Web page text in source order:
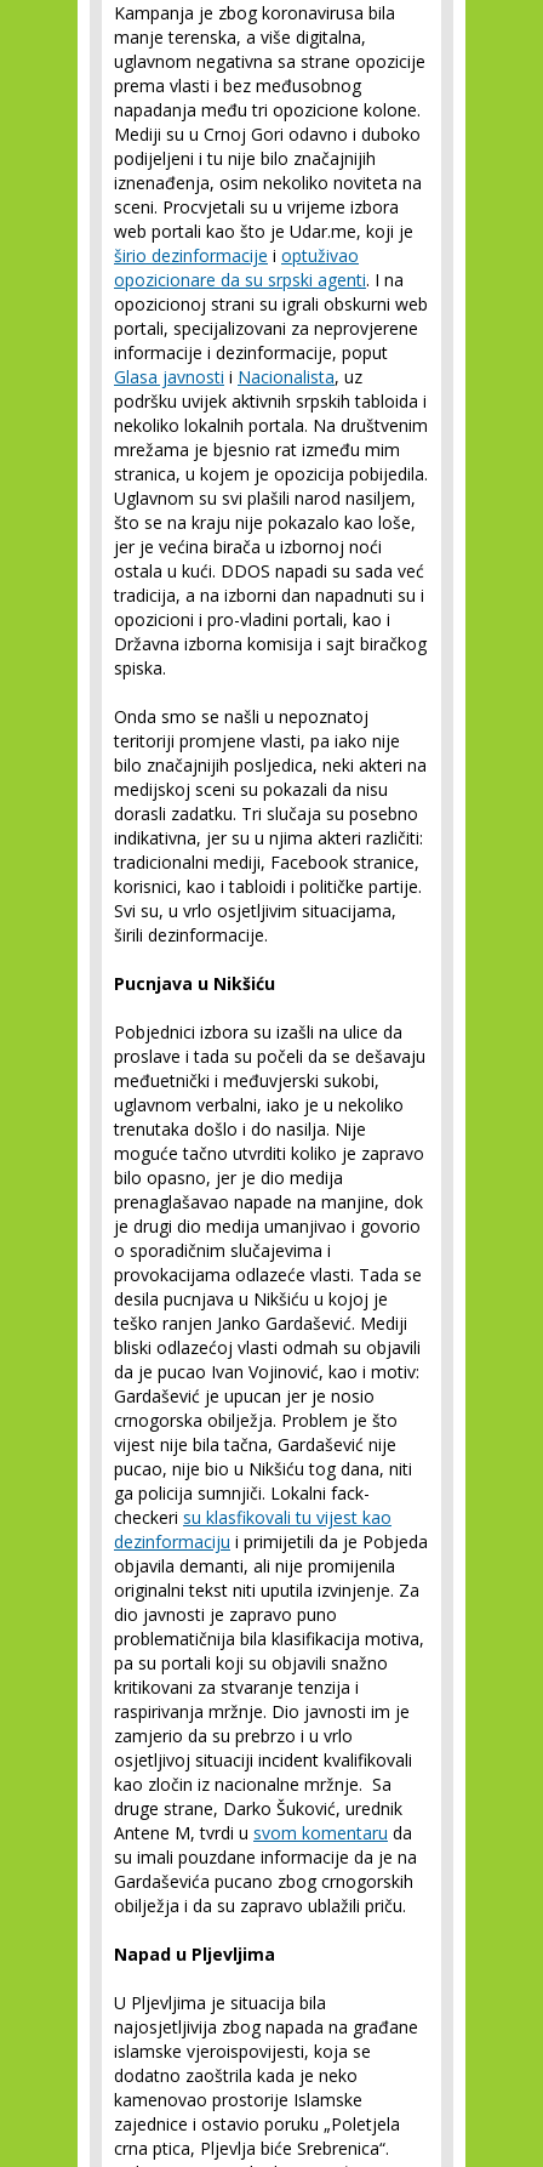
Kampanja je zbog koronavirusa bila
manje terenska, a više digitalna,
uglavnom negativna sa strane opozicije
prema vlasti i bez međusobnog
napadanja među tri opozicione kolone.
Mediji su u Crnoj Gori odavno i duboko
podijeljeni i tu nije bilo značajnijih
iznenađenja, osim nekoliko noviteta na
sceni. Procvjetali su u vrijeme izbora
web portali kao što je Udar.me, koji je
širio dezinformacije i optuživao
opozicionare da su srpski agenti. I na
opozicionoj strani su igrali obskurni web
portali, specijalizovani za neprovjerene
informacije i dezinformacije, poput
Glasa javnosti i Nacionalista, uz
podršku uvijek aktivnih srpskih tabloida i
nekoliko lokalnih portala. Na društvenim
mrežama je bjesnio rat između mim
stranica, u kojem je opozicija pobijedila.
Uglavnom su svi plašili narod nasiljem,
što se na kraju nije pokazalo kao loše,
jer je većina birača u izbornoj noći
ostala u kući. DDOS napadi su sada već
tradicija, a na izborni dan napadnuti su i
opozicioni i pro-vladini portali, kao i
Državna izborna komisija i sajt biračkog
spiska.
Onda smo se našli u nepoznatoj
teritoriji promjene vlasti, pa iako nije
bilo značajnijih posljedica, neki akteri na
medijskoj sceni su pokazali da nisu
dorasli zadatku. Tri slučaja su posebno
indikativna, jer su u njima akteri različiti:
tradicionalni mediji, Facebook stranice,
korisnici, kao i tabloidi i političke partije.
Svi su, u vrlo osjetljivim situacijama,
širili dezinformacije.
Pucnjava u Nikšiću
Pobjednici izbora su izašli na ulice da
proslave i tada su počeli da se dešavaju
međuetnički i međuvjerski sukobi,
uglavnom verbalni, iako je u nekoliko
trenutaka došlo i do nasilja. Nije
moguće tačno utvrditi koliko je zapravo
bilo opasno, jer je dio medija
prenaglašavao napade na manjine, dok
je drugi dio medija umanjivao i govorio
o sporadičnim slučajevima i
provokacijama odlazeće vlasti. Tada se
desila pucnjava u Nikšiću u kojoj je
teško ranjen Janko Gardašević. Mediji
bliski odlazećoj vlasti odmah su objavili
da je pucao Ivan Vojinović, kao i motiv:
Gardašević je upucan jer je nosio
crnogorska obilježja. Problem je što
vijest nije bila tačna, Gardašević nije
pucao, nije bio u Nikšiću tog dana, niti
ga policija sumnjiči. Lokalni fack-
checkeri su klasfikovali tu vijest kao
dezinformaciju i primijetili da je Pobjeda
objavila demanti, ali nije promijenila
originalni tekst niti uputila izvinjenje. Za
dio javnosti je zapravo puno
problematičnija bila klasifikacija motiva,
pa su portali koji su objavili snažno
kritikovani za stvaranje tenzija i
raspirivanja mržnje. Dio javnosti im je
zamjerio da su prebrzo i u vrlo
osjetljivoj situaciji incident kvalifikovali
kao zločin iz nacionalne mržnje. Sa
druge strane, Darko Šuković, urednik
Antene M, tvrdi u svom komentaru da
su imali pouzdane informacije da je na
Gardaševića pucano zbog crnogorskih
obilježja i da su zapravo ublažili priču.
Napad u Pljevljima
U Pljevljima je situacija bila
najosjetljivija zbog napada na građane
islamske vjeroispovijesti, koja se
dodatno zaoštrila kada je neko
kamenovao prostorije Islamske
zajednice i ostavio poruku „Poletjela
crna ptica, Pljevlja biće Srebrenica“.